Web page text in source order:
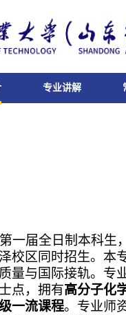
专业讲解
一届全日制本科生，
校区同时招生。本
量与国际接轨。专
点，拥有高分子化
一流课程。专业师